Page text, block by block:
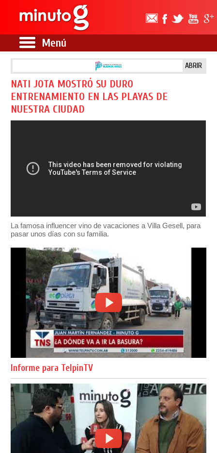
Menú
ABRIR
NATI JOTA MOSTRÓ SU DURO
ENTRENAMIENTO EN LAS PLAYAS DE
NUESTRA CIUDAD
La famosa influencer vino de vacaciones a Villa Gesell, para
pasar unos días con su familia.
Informe para TelpinTV